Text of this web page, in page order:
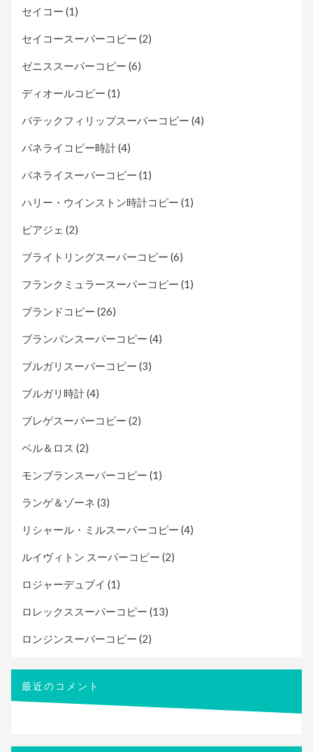
セイコー (1)
セイコースーパーコピー (2)
ゼニススーパーコピー (6)
ディオールコピー (1)
パテックフィリップスーパーコピー (4)
パネライコピー時計(4)
パネライスーパーコピー (1)
ハリー・ウインストン時計コピー (1)
ピアジェ (2)
ブライトリングスーパーコピー (6)
フランクミュラースーパーコピー (1)
ブランドコピー (26)
ブランパンスーパーコピー (4)
ブルガリスーパーコピー (3)
ブルガリ時計(4)
ブレゲスーパーコピー (2)
ベル＆ロス (2)
モンブランスーパーコピー (1)
ランゲ＆ゾーネ (3)
リシャール・ミルスーパーコピー (4)
ルイヴィトン スーパーコピー (2)
ロジャーデュブイ (1)
ロレックススーパーコピー (13)
ロンジンスーパーコピー (2)
最近のコメント